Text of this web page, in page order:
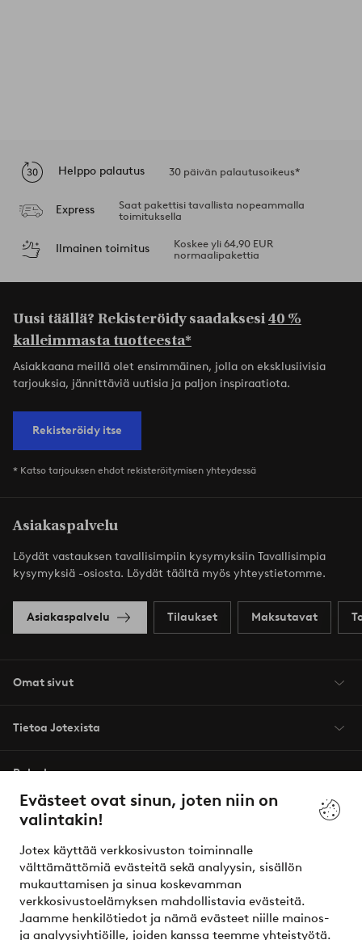
Evästeet ovat sinun, joten niin on
valintakin!
Jotex käyttää verkkosivuston toiminnalle
välttämättömiä evästeitä sekä analyysin, sisällön
mukauttamisen ja sinua koskevamman
verkkosivustoelämyksen mahdollistavia evästeitä.
Jaamme henkilötiedot ja nämä evästeet niille mainos-
ja analyysiyhtiöille, joiden kanssa teemme yhteistyötä.
Helppo palautus 30 päivän palautusoikeus*
Express
Saat pakettisi tavallista nopeammalla
toimituksella
Ilmainen toimitus
Koskee yli 64,90 EUR
normaalipakettia
Uusi täällä? Rekisteröidy saadaksesi40 %
kalleimmasta tuotteesta*
Asiakkaana meillä olet ensimmäinen, jolla on eksklusiivisia
tarjouksia, jännittäviä uutisia ja paljon inspiraatiota.
Rekisteröidy itse
* Katso tarjouksen ehdot rekisteröitymisen yhteydessä
Asiakaspalvelu
Löydät vastauksen tavallisimpiin kysymyksiin Tavallisimpia
kysymyksiä -osiosta. Löydät täältä myös yhteystietomme.
Asiakaspalvelu Tilaukset Maksutavat
Omat sivut
Tietoa Jotexista
Palvelumme
Ehdot
Ystävät
Turvalliset maksut – maksa nyt tai erissä